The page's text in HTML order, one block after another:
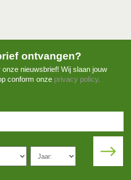
ontvangen?
nieuwsbrief! Wij slaan jouw
conform onze privacy policy.